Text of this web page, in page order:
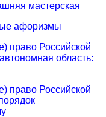
мастерская
афоризмы
право Российской
область:
право Российской